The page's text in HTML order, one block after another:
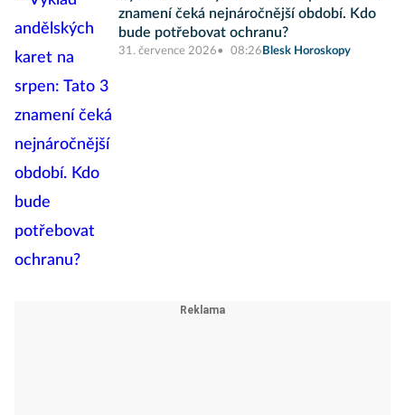
znamení čeká nejnáročnější období. Kdo
bude potřebovat ochranu?
31. července 2026 08:26 Blesk Horoskopy